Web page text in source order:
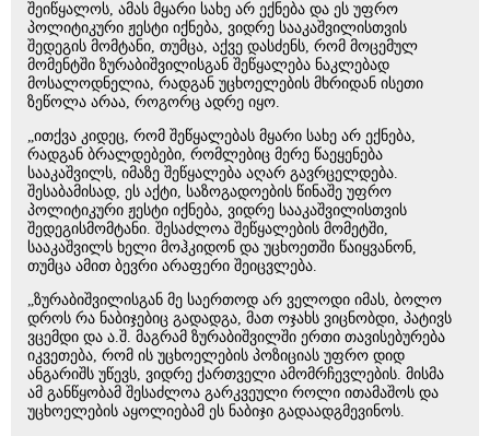
შეიწყალოს, ამას მყარი სახე არ ექნება და ეს უფრო
პოლიტიკური ჟესტი იქნება, ვიდრე სააკაშვილისთვის
შედეგის მომტანი, თუმცა, აქვე დასძენს, რომ მოცემულ
მომენტში ზურაბიშვილისგან შეწყალება ნაკლებად
მოსალოდნელია, რადგან უცხოელების მხრიდან ისეთი
ზეწოლა არაა, როგორც ადრე იყო.
„ითქვა კიდეც, რომ შეწყალებას მყარი სახე არ ექნება,
რადგან ბრალდებები, რომლებიც მერე წაეყენება
სააკაშვილს, იმაზე შეწყალება აღარ გავრცელდება.
შესაბამისად, ეს აქტი, საზოგადოების წინაშე უფრო
პოლიტიკური ჟესტი იქნება, ვიდრე სააკაშვილისთვის
შედეგისმომტანი. შესაძლოა შეწყალების მომეტში,
სააკაშვილს ხელი მოჰკიდონ და უცხოეთში წაიყვანონ,
თუმცა ამით ბევრი არაფერი შეიცვლება.
„ზურაბიშვილისგან მე საერთოდ არ ველოდი იმას, ბოლო
დროს რა ნაბიჯებიც გადადგა, მათ ოჯახს ვიცნობდი, პატივს
ვცემდი და ა.შ. მაგრამ ზურაბიშვილში ერთი თავისებურება
იკვეთება, რომ ის უცხოელების პოზიციას უფრო დიდ
ანგარიშს უწევს, ვიდრე ქართველი ამომრჩევლების. მისმა
ამ განწყობამ შესაძლოა გარკვეული როლი ითამაშოს და
უცხოელების აყოლიებამ ეს ნაბიჯი გადაადგმევინოს.